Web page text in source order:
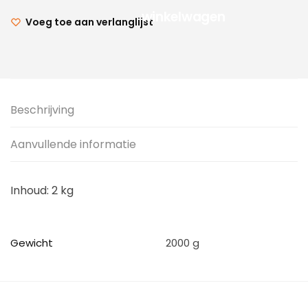
winkelwagen
Voeg toe aan verlanglijst
Beschrijving
Aanvullende informatie
Inhoud: 2 kg
Gewicht 2000 g